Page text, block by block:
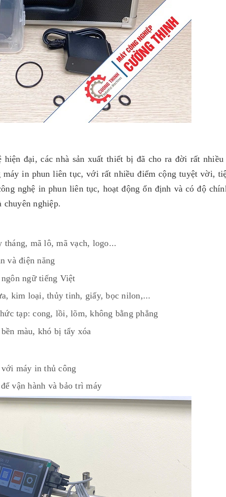
đại, các nhà sản xuất thiết bị đã cho ra đời rất nhiều
máy in phun liên tục, với rất nhiều điểm cộng tuyệt vời,
nghệ in phun liên tục, hoạt động ổn định và có độ
chuyên nghiệp.
mã lô, mã vạch, logo...
và điện năng
ngữ tiếng Việt
kim loại, thủy tinh, giấy, bọc nilon,...
tạp: cong, lồi, lõm, không bằng phẳng
màu, khó bị tẩy xóa
máy in thủ công
vận hành và bảo trì máy